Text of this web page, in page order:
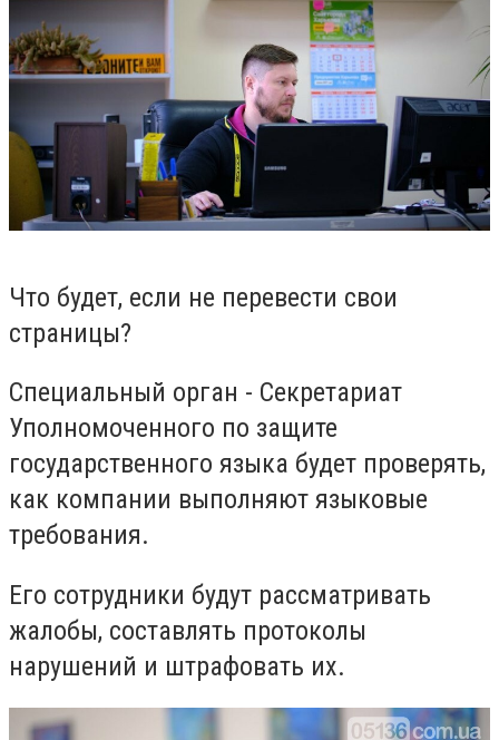
Что будет, если не перевести свои
страницы?
Специальный орган - Секретариат
Уполномоченного по защите
государственного языка будет проверять,
как компании выполняют языковые
требования.
Его сотрудники будут рассматривать
жалобы, составлять протоколы
нарушений и штрафовать их.